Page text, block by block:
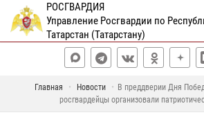
РОСГВАРДИЯ
Управление Росгвардии по
Татарстан (Татарстану)
Главная Новости
В преддверии Дня
росгвардейцы организовали